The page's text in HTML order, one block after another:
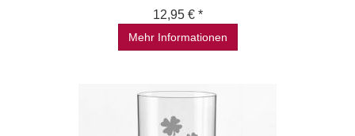
12,95 € *
Mehr Informationen